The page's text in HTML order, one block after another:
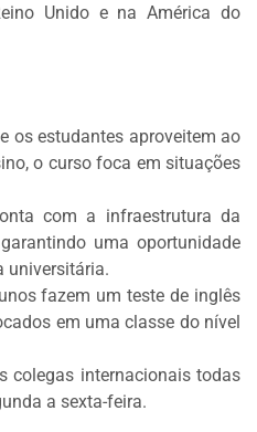
Unido e na América do
os estudantes aproveitem ao
o curso foca em situações
com a infraestrutura da
uma oportunidade
universitária.
fazem um teste de inglês
em uma classe do nível
colegas internacionais todas
a sexta-feira.